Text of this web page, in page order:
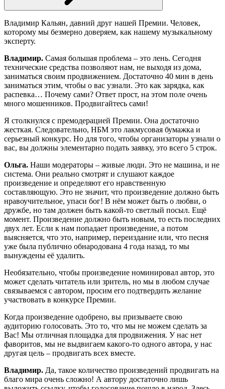
Владимир Кальян, давний друг нашей Премии. Человек,
которому мы безмерно доверяем, как нашему музыкальному
эксперту.
Владимир. Самая большая проблема – это лень. Сегодня
технические средства позволяют нам, не выходя из дома,
заниматься своим продвижением. Достаточно 40 мин в день
заниматься этим, чтобы о вас узнали. Это как зарядка, как
распевка… Почему сами? Ответ прост, на этом поле очень
много мошенников. Продвигайтесь сами!
Я столкнулся с премодерацией Премии. Она достаточно
жесткая. Следовательно, НБМ это лакмусовая бумажка и
серьезный конкурс. Но для того, чтобы организаторы узнали о
вас, вы должны элементарно подать заявку, это всего 5 строк.
Ольга. Наши модераторы – живые люди. Это не машина, и не
система. Они реально смотрят и слушают каждое
произведение и определяют его нравственную
составляющую. Это не значит, что произведение должно быть
нравоучительное, упаси бог! В нём может быть о любви, о
дружбе, но там должен быть какой-то светлый посыл. Ещё
момент. Произведение должно быть новым, то есть последних
двух лет. Если к нам попадает произведение, а потом
выясняется, что это, например, переиздание или, что песня
уже была публично обнародована 4 года назад, то мы
вынуждены её удалить.
Необязательно, чтобы произведение номинировал автор, это
может сделать читатель или зритель, но мы в любом случае
связываемся с автором, просим его подтвердить желание
участвовать в конкурсе Премии.
Когда произведение одобрено, вы призываете свою
аудиторию голосовать. Это то, что мы не можем сделать за
Вас! Мы отличная площадка для продвижения. У нас нет
фаворитов, мы не выдвигаем какого-то одного автора, у нас
другая цель – продвигать всех вместе.
Владимир. Да, такое количество произведений продвигать на
благо мира очень сложно! А автору достаточно лишь